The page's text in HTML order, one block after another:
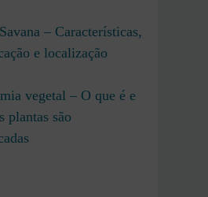
– Características,
e localização
vegetal – O que é e
plantas são